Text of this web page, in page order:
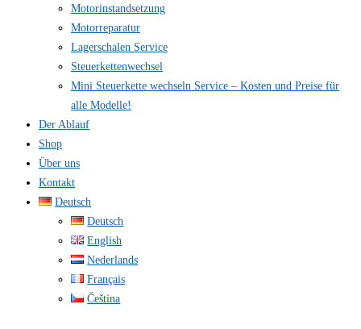
Motorinstandsetzung
Motorreparatur
Lagerschalen Service
Steuerkettenwechsel
Mini Steuer­kette wechseln Service – Kosten und Preise für
alle Modelle!
Der Ablauf
Shop
Über uns
Kontakt
Deutsch
Deutsch
English
Nederlands
Français
Čeština